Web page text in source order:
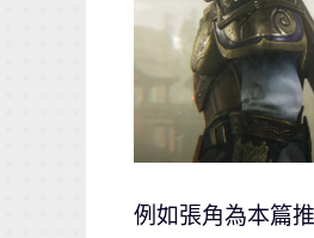
例如張角為本篇